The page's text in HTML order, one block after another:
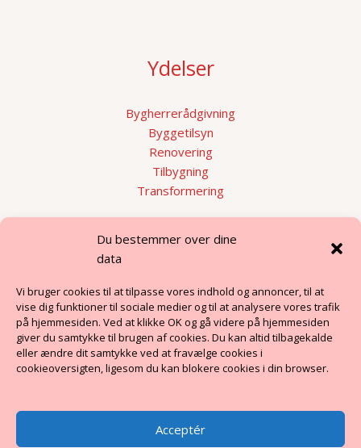
Du bestemmer over dine
data
Vi bruger cookies til at tilpasse vores indhold og annoncer, til at
vise dig funktioner til sociale medier og til at analysere vores trafik
på hjemmesiden. Ved at klikke OK og gå videre på hjemmesiden
giver du samtykke til brugen af cookies. Du kan altid tilbagekalde
eller ændre dit samtykke ved at fravælge cookies i
cookieoversigten, ligesom du kan blokere cookies i din browser.
Acceptér
Ydelser
Bygherrerådgivning
Byggetilsyn
Renovering
Tilbygning
Transformering
Hurtige links
Renovering eller nybyg?
Byggerådgivning i Østjylland
Byggerådgivning i Midtjylland
BENGA
Om os
Viden